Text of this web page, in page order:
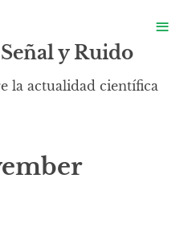
y Ruido
la actualidad científica
≡